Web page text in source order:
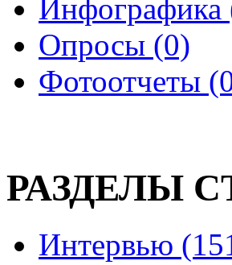
Инфографика
Опросы (0)
Фотоотчеты
РАЗДЕЛЫ
Интервью